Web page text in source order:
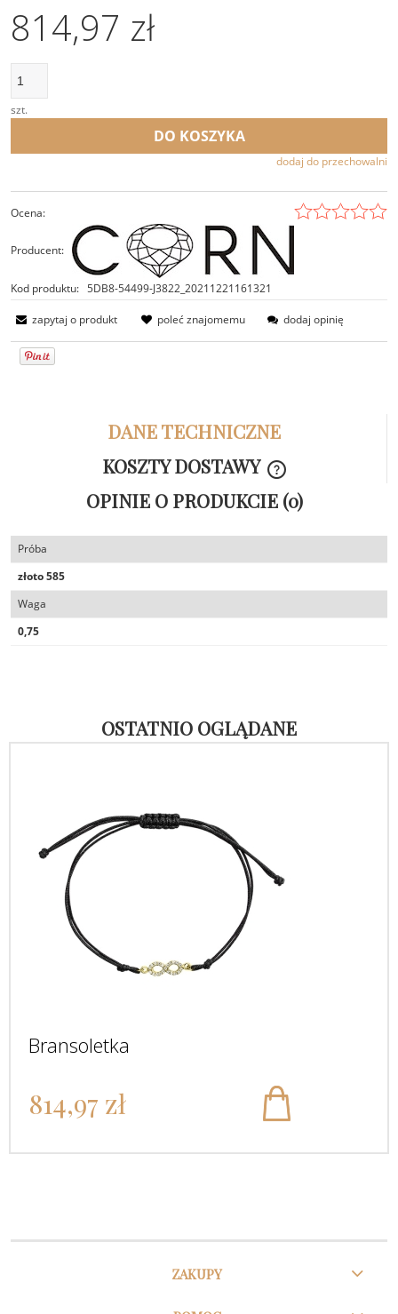
814,97 zł
szt.
DO KOSZYKA
dodaj do przechowalni
Ocena:
Producent:
Kod produktu: 5DB8-54499-J3822_20211221161321
zapytaj o produkt poleć znajomemu dodaj opinię
DANE TECHNICZNE
KOSZTY DOSTAWY
KOSZTÓW
OPINIE O PRODUKCIE (0)
Próba
złoto 585
Waga
0,75
OSTATNIO OGLĄDANE
Bransoletka
814,97 zł
ZAKUPY